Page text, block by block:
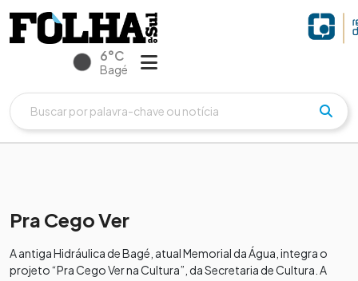
6°C
Bagé
Pra Cego Ver
A antiga Hidráulica de Bagé, atual Memorial da Água, integra o
projeto “Pra Cego Ver na Cultura”, da Secretaria de Cultura. A